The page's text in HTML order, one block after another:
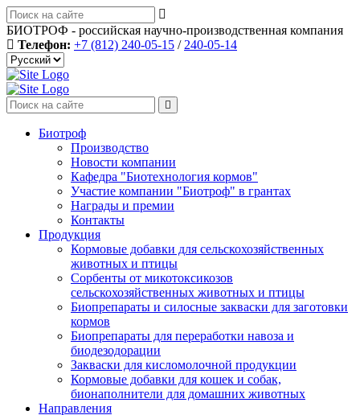
БИОТРОФ - российская научно-производственная компания
Телефон: +7 (812) 240-05-15 / 240-05-14
Биотроф
Производство
Новости компании
Кафедра "Биотехнология кормов"
Участие компании "Биотроф" в грантах
Награды и премии
Контакты
Продукция
Кормовые добавки для сельскохозяйственных
животных и птицы
Сорбенты от микотоксикозов
сельскохозяйственных животных и птицы
Биопрепараты и силосные закваски для заготовки
кормов
Биопрепараты для переработки навоза и
биодезодорации
Закваски для кисломолочной продукции
Кормовые добавки для кошек и собак,
бионаполнители для домашних животных
Направления